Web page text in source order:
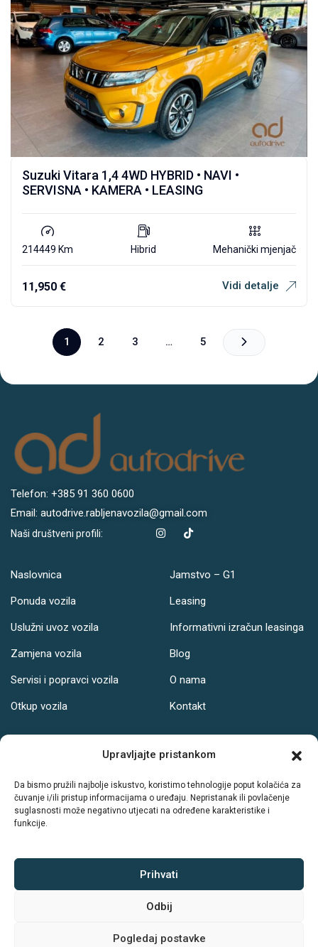
Upravljajte pristankom
Da bismo pružili najbolje iskustvo, koristimo tehnologije poput kolačića za
čuvanje i/ili pristup informacijama o uređaju. Nepristanak ili povlačenje
suglasnosti može negativno utjecati na određene karakteristike i
funkcije.
Prihvati
Odbij
Pogledaj postavke
Suzuki Vitara 1,4 4WD HYBRID • NAVI •
SERVISNA • KAMERA • LEASING
214449 Km Hibrid Mehanički mjenjač
11,950 € Vidi detalje
1 2 3 … 5
Telefon: +385 91 360 0600
Email: autodrive.rabljenavozila@gmail.com
Naši društveni profili:
Naslovnica
Ponuda vozila
Uslužni uvoz vozila
Zamjena vozila
Servisi i popravci vozila
Otkup vozila
Jamstvo – G1
Leasing
Informativni izračun leasinga
Blog
O nama
Kontakt
Radno vrijeme:
PON-PET: 08-19h
NED: Ne radimo
Sva prava zadržava © Autodrive